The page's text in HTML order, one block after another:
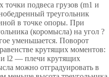
подвеса грузов (m1 и
треугольник
в точке опоры. При
(коромысла) на угол ?
уменьшается. Поворот
крутящих моментов:
и l2 — плечи крутящих
можно отградуировать в